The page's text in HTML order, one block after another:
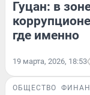
Гуцан: в
где именно
19 марта, 2026, 18:53
ОБЩЕСТВО